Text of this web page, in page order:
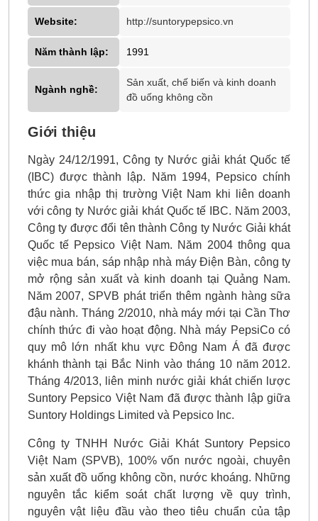
Website: http://suntorypepsico.vn
Năm thành lập: 1991
Ngành nghề:
Sản xuất, chế biến và kinh doanh
đồ uống không cồn
Giới thiệu
Ngày 24/12/1991, Công ty Nước giải khát Quốc tế
(IBC) được thành lập. Năm 1994, Pepsico chính
thức gia nhập thị trường Việt Nam khi liên doanh
với công ty Nước giải khát Quốc tế IBC. Năm 2003,
Công ty được đổi tên thành Công ty Nước Giải khát
Quốc tế Pepsico Việt Nam. Năm 2004 thông qua
việc mua bán, sáp nhập nhà máy Điện Bàn, công ty
mở rộng sản xuất và kinh doanh tại Quảng Nam.
Năm 2007, SPVB phát triển thêm ngành hàng sữa
đậu nành. Tháng 2/2010, nhà máy mới tại Cần Thơ
chính thức đi vào hoạt động. Nhà máy PepsiCo có
quy mô lớn nhất khu vực Đông Nam Á đã được
khánh thành tại Bắc Ninh vào tháng 10 năm 2012.
Tháng 4/2013, liên minh nước giải khát chiến lược
Suntory Pepsico Việt Nam đã được thành lập giữa
Suntory Holdings Limited và Pepsico Inc.
Công ty TNHH Nước Giải Khát Suntory Pepsico
Việt Nam (SPVB), 100% vốn nước ngoài, chuyên
sản xuất đồ uống không cồn, nước khoáng. Những
nguyên tắc kiểm soát chất lượng về quy trình,
nguyên vật liệu đầu vào theo tiêu chuẩn của tập